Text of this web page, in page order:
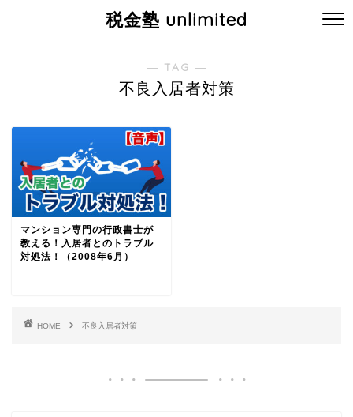
税金塾 unlimited
― TAG ―
不良入居者対策
マンション専門の行政書士が
教える！入居者とのトラブル
対処法！（2008年6月）
HOME 不良入居者対策